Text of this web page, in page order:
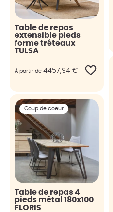
Table de repas
extensible pieds
forme tréteaux
TULSA
À partir de 4457,94 €
Coup de coeur
Table de repas 4
pieds métal 180x100
FLORIS